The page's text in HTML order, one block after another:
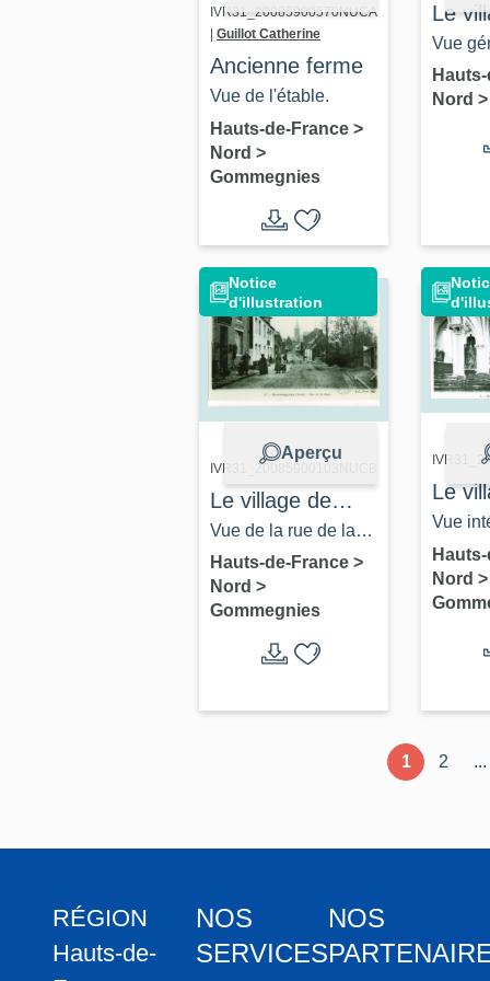
IVR31_20085900570NUCA
Guillot Catherine
Ancienne ferme
Vue de l'étable.
Hauts-de-France >
Nord >
Gommegnies
Le
Vue
place
Carte
Nord
Notice
d'illustration
Aperçu
IVR31_20085900103NUCB
Le village de
Gommegnies
Vue de la rue de la
Gare (AD Nord, 5 Fi
Gommegnies, n°22).
Hauts-de-France >
Nord >
Gommegnies
Le
Vue
l'église
Fi
Nord >
1 2 ...
RÉGION
Hauts-de-
NOS
SERVICES
NOS